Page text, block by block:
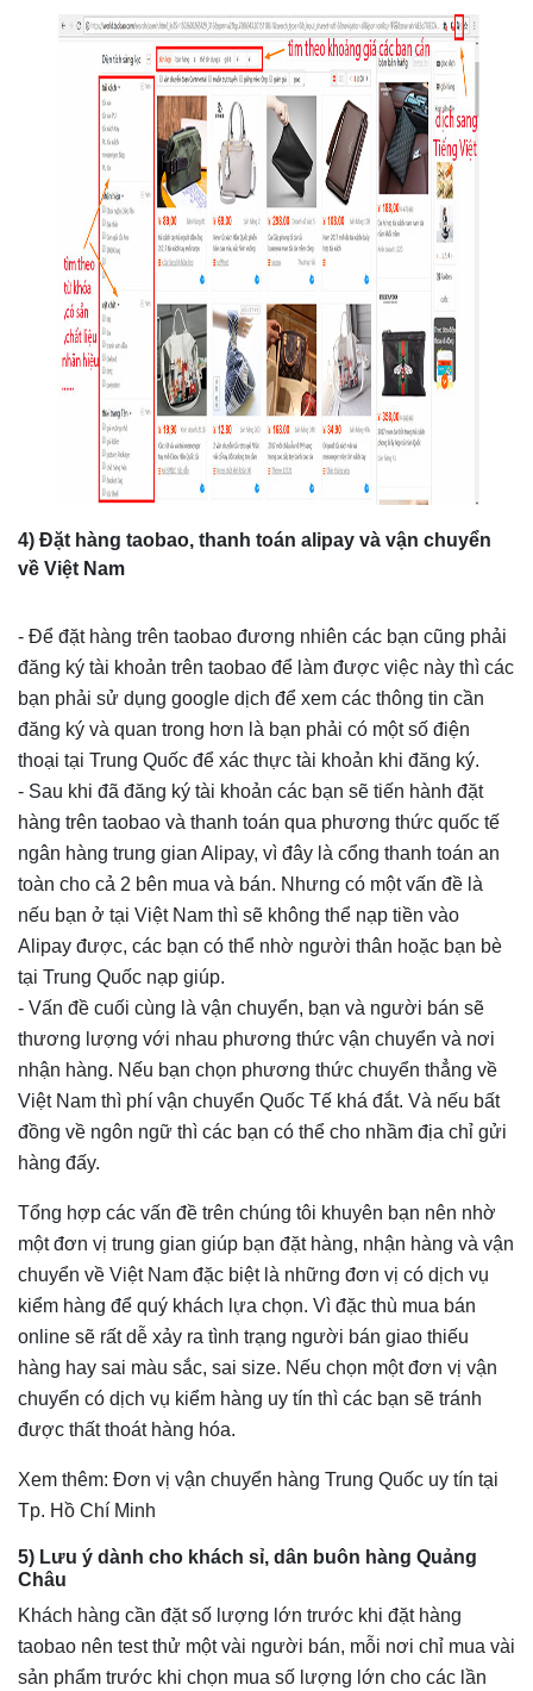
4) Đặt hàng taobao, thanh toán alipay và vận chuyển
về Việt Nam
- Để đặt hàng trên taobao đương nhiên các bạn cũng phải
đăng ký tài khoản trên taobao để làm được việc này thì các
bạn phải sử dụng google dịch để xem các thông tin cần
đăng ký và quan trong hơn là bạn phải có một số điện
thoại tại Trung Quốc để xác thực tài khoản khi đăng ký.
- Sau khi đã đăng ký tài khoản các bạn sẽ tiến hành đặt
hàng trên taobao và thanh toán qua phương thức quốc tế
ngân hàng trung gian Alipay, vì đây là cổng thanh toán an
toàn cho cả 2 bên mua và bán. Nhưng có một vấn đề là
nếu bạn ở tại Việt Nam thì sẽ không thể nạp tiền vào
Alipay được, các bạn có thể nhờ người thân hoặc bạn bè
tại Trung Quốc nạp giúp.
- Vấn đề cuối cùng là vận chuyển, bạn và người bán sẽ
thương lượng với nhau phương thức vận chuyển và nơi
nhận hàng. Nếu bạn chọn phương thức chuyển thẳng về
Việt Nam thì phí vận chuyển Quốc Tế khá đắt. Và nếu bất
đồng về ngôn ngữ thì các bạn có thể cho nhầm địa chỉ gửi
hàng đấy.
Tổng hợp các vấn đề trên chúng tôi khuyên bạn nên nhờ
một đơn vị trung gian giúp bạn đặt hàng, nhận hàng và vận
chuyển về Việt Nam đặc biệt là những đơn vị có dịch vụ
kiểm hàng để quý khách lựa chọn. Vì đặc thù mua bán
online sẽ rất dễ xảy ra tình trạng người bán giao thiếu
hàng hay sai màu sắc, sai size. Nếu chọn một đơn vị vận
chuyển có dịch vụ kiểm hàng uy tín thì các bạn sẽ tránh
được thất thoát hàng hóa.
Xem thêm: Đơn vị vận chuyển hàng Trung Quốc uy tín tại
Tp. Hồ Chí Minh
5) Lưu ý dành cho khách sỉ, dân buôn hàng Quảng
Châu
Khách hàng cần đặt số lượng lớn trước khi đặt hàng
taobao nên test thử một vài người bán, mỗi nơi chỉ mua vài
sản phẩm trước khi chọn mua số lượng lớn cho các lần